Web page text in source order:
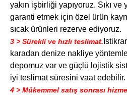
yakın işbirliği yapıyoruz. Sıkı
garanti etmek için özel ürün
sıcak ürünleri rezerve ediyoruz.
3 > Sürekli ve hızlı teslimat.
karadan denize nakliye
depomuz var ve güçlü lojistik
iyi teslimat süresini vaat edebilir.
4 > Mükemmel satış sonrası